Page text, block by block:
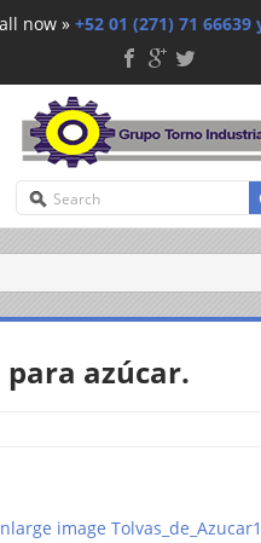
now » +52 01 (271) 71 66639
para azúcar.